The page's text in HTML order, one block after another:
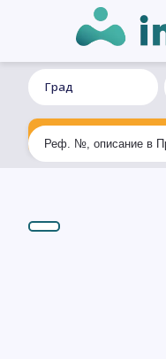
Град
Ексклузивно търсене